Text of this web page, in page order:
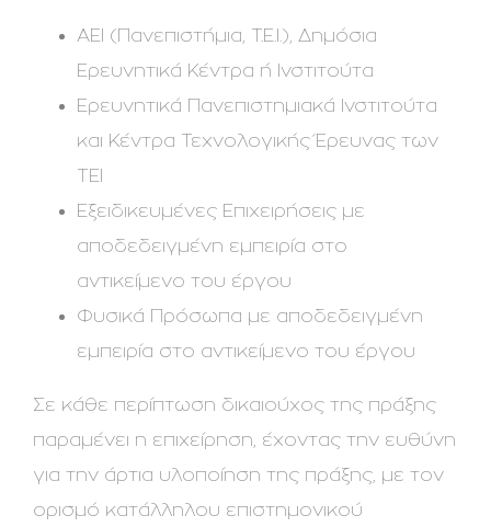
ΑΕΙ (Πανεπιστήμια, Τ.Ε.Ι.), Δημόσια
Ερευνητικά Κέντρα ή Ινστιτούτα
Ερευνητικά Πανεπιστημιακά Ινστιτούτα
και Κέντρα Τεχνολογικής Έρευνας των
ΤΕΙ
Εξειδικευμένες Επιχειρήσεις με
αποδεδειγμένη εμπειρία στο
αντικείμενο του έργου
Φυσικά Πρόσωπα με αποδεδειγμένη
εμπειρία στο αντικείμενο του έργου
Σε κάθε περίπτωση δικαιούχος της πράξης
παραμένει η επιχείρηση, έχοντας την ευθύνη
για την άρτια υλοποίηση της πράξης, με τον
ορισμό κατάλληλου επιστημονικού